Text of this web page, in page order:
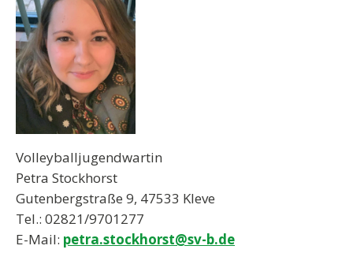
Volleyballjugendwartin
Petra Stockhorst
Gutenbergstraße 9, 47533 Kleve
Tel.: 02821/9701277
E-Mail: petra.stockhorst@sv-b.de